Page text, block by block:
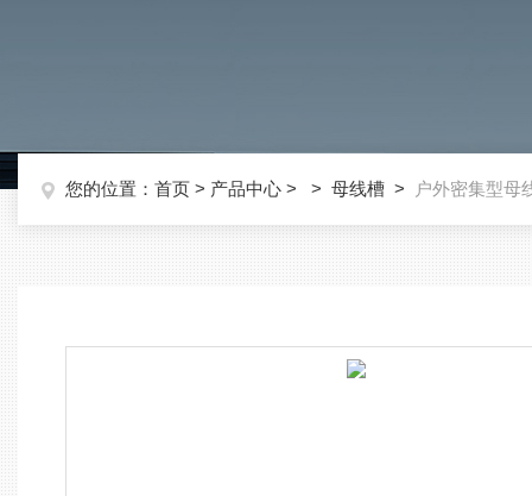
您的位置： 首页 > 产品中心 > > 母线槽 > 户外密集型母